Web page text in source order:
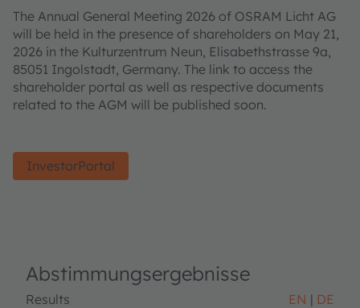
The Annual General Meeting 2026 of OSRAM Licht AG
will be held in the presence of shareholders on May 21,
2026 in the Kulturzentrum Neun, Elisabethstrasse 9a,
85051 Ingolstadt, Germany. The link to access the
shareholder portal as well as respective documents
related to the AGM will be published soon.
InvestorPortal
Abstimmungsergebnisse
Results EN DE